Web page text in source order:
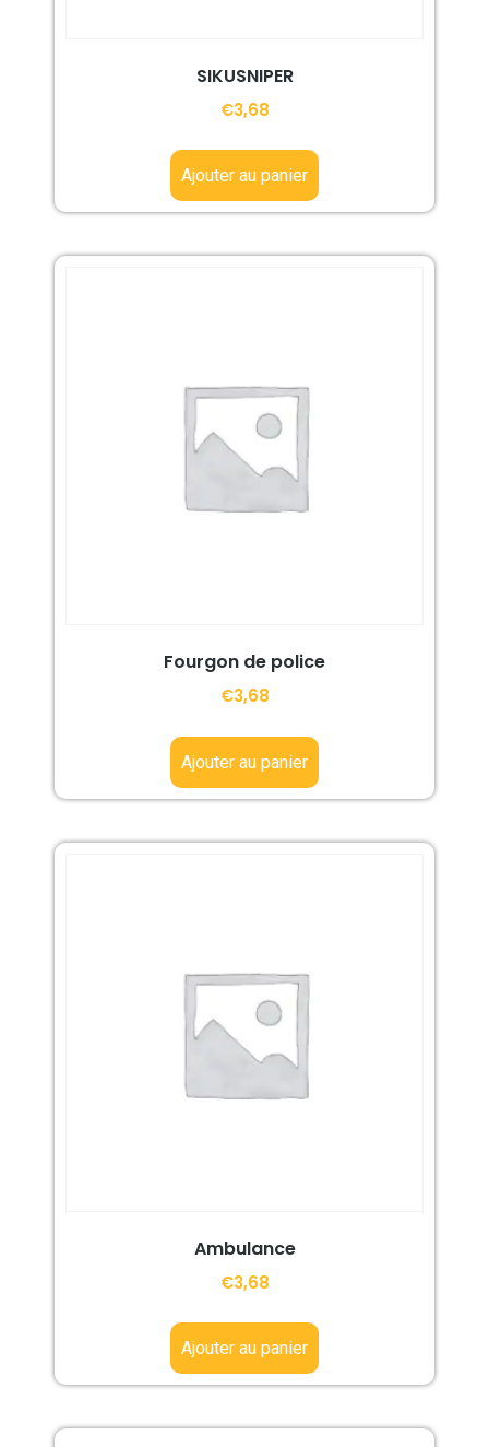
SIKUSNIPER
€3,68
Ajouter au panier
Fourgon de police
€3,68
Ajouter au panier
Ambulance
€3,68
Ajouter au panier